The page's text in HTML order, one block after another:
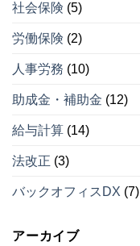
社会保険 (5)
労働保険 (2)
人事労務 (10)
助成金・補助金 (12)
給与計算 (14)
法改正 (3)
バックオフィスDX (7)
アーカイブ